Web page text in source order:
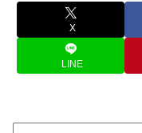
X
LINE